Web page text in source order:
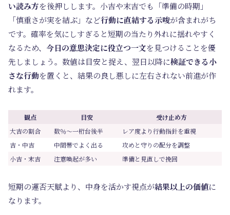
い読み方を後押しします。小吉や末吉でも「準備の時期」
「慎重さが実を結ぶ」など行動に直結する示唆が含まれがち
です。確率を気にしすぎると短期の当たり外れに揺れやすく
なるため、 今日の意思決定に役立つ一文を見つけることを優
先しましょう。数値は目安と捉え、翌日以降に検証できる小
さな行動を置くと、結果の良し悪しに左右されない前進が作
れます。
観点 目安
受け止め方
大吉の割合
数％〜一桁台後半
レア度より行動指針を重視
吉・中吉
中間帯でよく出る
攻めと守りの配分を調整
小吉・末吉
注意喚起が多い 準備と見直しで挽回
短期の運否天賦より、中身を活かす視点が結果以上の価値に
なります。